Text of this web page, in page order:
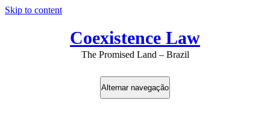
Skip to content
Coexistence Law
The Promised Land – Brazil
Alternar navegação